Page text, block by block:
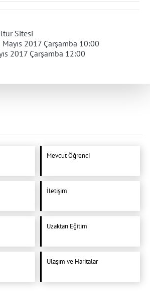
Sitesi
Mayıs 2017 Çarşamba 10:00
2017 Çarşamba 12:00
Mevcut Öğrenci
İletişim
Uzaktan Eğitim
Ulaşım ve Haritalar